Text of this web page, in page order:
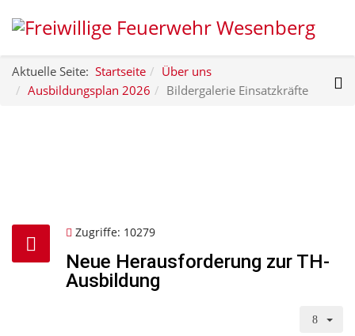
Aktuelle Seite: Startseite
Über uns
Ausbildungsplan 2026
Bildergalerie Einsatzkräfte
Zugriffe: 10279
Neue Herausforderung zur TH-
Ausbildung